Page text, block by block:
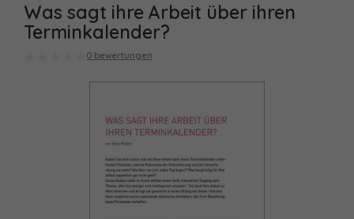
Was sagt ihre Arbeit über ihren
Terminkalender?
0 bewertungen